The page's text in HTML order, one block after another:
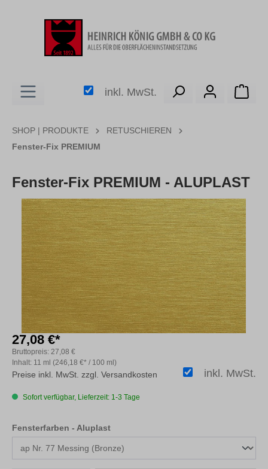
inkl. MwSt.
SHOP | PRODUKTE
RETUSCHIEREN
Fenster-Fix PREMIUM
Fenster-Fix PREMIUM - ALUPLAST
Bildergalerie überspringen
27,08 €*
Inhalt: 11 ml (246,18 €* / 100 ml)
Bruttopreis: 27,08 €
inkl. MwSt.
Preise inkl. MwSt. zzgl. Versandkosten
Sofort verfügbar, Lieferzeit: 1-3 Tage
Fensterfarben - Aluplastauswählen